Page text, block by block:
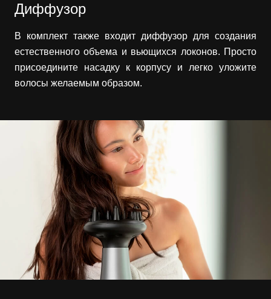
Диффузор
В комплект также входит диффузор для создания
естественного объема и вьющихся локонов. Просто
присоедините насадку к корпусу и легко уложите
волосы желаемым образом.